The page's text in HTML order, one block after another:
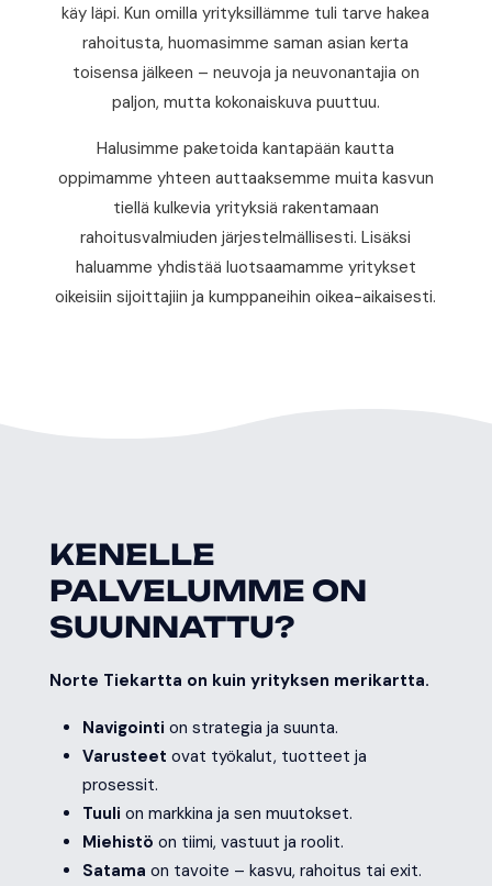
käy läpi. Kun omilla yrityksillämme tuli tarve hakea
rahoitusta, huomasimme saman asian kerta
toisensa jälkeen – neuvoja ja neuvonantajia on
paljon, mutta kokonaiskuva puuttuu.
Halusimme paketoida kantapään kautta
oppimamme yhteen auttaaksemme muita kasvun
tiellä kulkevia yrityksiä rakentamaan
rahoitusvalmiuden järjestelmällisesti. Lisäksi
haluamme yhdistää luotsaamamme yritykset
oikeisiin sijoittajiin ja kumppaneihin oikea-aikaisesti.
KENELLE
PALVELUMME ON
SUUNNATTU?
Norte Tiekartta on kuin yrityksen merikartta.
Navigointi on strategia ja suunta.
Varusteet ovat työkalut, tuotteet ja
prosessit.
Tuuli on markkina ja sen muutokset.
Miehistö on tiimi, vastuut ja roolit.
Satama on tavoite – kasvu, rahoitus tai exit.